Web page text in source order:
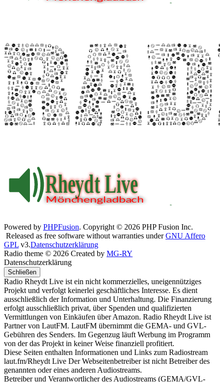
Powered by PHPFusion. Copyright © 2026 PHP Fusion Inc.
Released as free software without warranties underGNU Affero
GPL v3.Datenschutzerklärung
Radio theme © 2026 Created by MG-RY
Datenschutzerklärung
Schließen
Radio Rheydt Live ist ein nicht kommerzielles, uneigennütziges
Projekt und verfolgt keinerlei geschäftliches Interesse. Es dient
ausschließlich der Information und Unterhaltung. Die Finanzierung
erfolgt ausschließlich privat, über Spenden und qualifizierten
Vermittlungen von Einkäufen über Amazon. Radio Rheydt Live ist
Partner von LautFM. LautFM übernimmt die GEMA- und GVL-
Gebühren des Senders. Im Gegenzug läuft Werbung im Programm
von der das Projekt in keiner Weise finanziell profitiert.
Diese Seiten enthalten Informationen und Links zum Radiostream
laut.fm/Rheydt Live Der Webseitenbetreiber ist nicht Betreiber des
genannten oder eines anderen Audiostreams.
Betreiber und Verantwortlicher des Audiostreams (GEMA/GVL-